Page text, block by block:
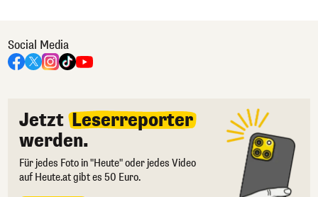
Social Media
Jetzt Leserreporter
werden.
Für jedes Foto in "Heute" oder jedes Video
auf Heute.at gibt es 50 Euro.